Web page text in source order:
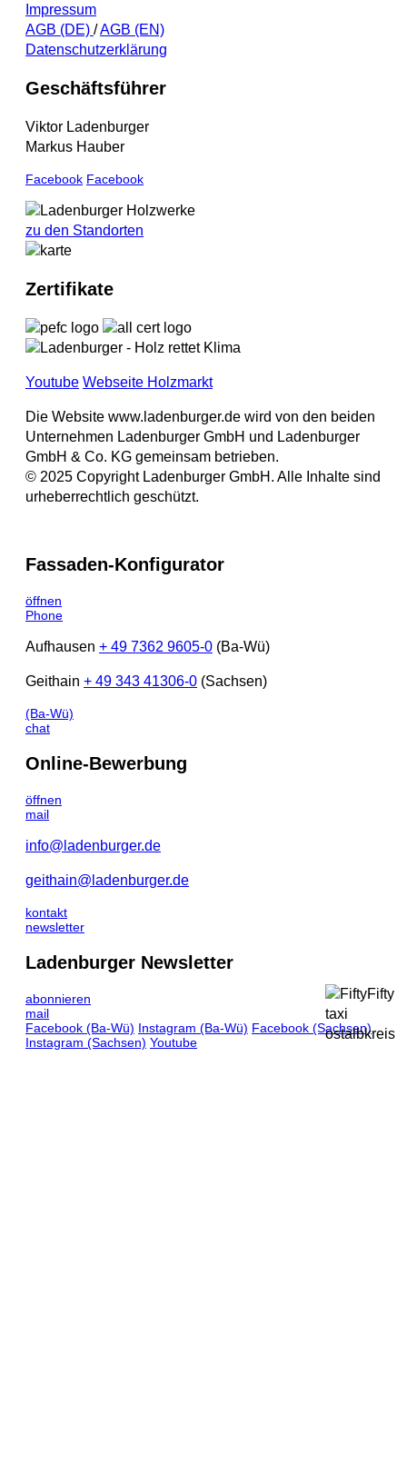
Impressum
AGB (DE) /AGB (EN)
Datenschutzerklärung
Geschäftsführer
Viktor Ladenburger
Markus Hauber
Facebook Facebook
zu den Standorten
Zertifikate
Youtube Webseite Holzmarkt
Die Website www.ladenburger.de wird von den beiden
Unternehmen Ladenburger GmbH und Ladenburger
GmbH & Co. KG gemeinsam betrieben.
© 2025 Copyright Ladenburger GmbH. Alle Inhalte sind
urheberrechtlich geschützt.
Fassaden-Konfigurator
öffnen
Phone
Aufhausen + 49 7362 9605-0 (Ba-Wü)
Geithain + 49 343 41306-0 (Sachsen)
(Ba-Wü)
chat
Online-Bewerbung
öffnen
mail
info@ladenburger.de
geithain@ladenburger.de
kontakt
newsletter
Ladenburger Newsletter
abonnieren
mail
Facebook (Ba-Wü) Instagram (Ba-Wü) Facebook (Sachsen)
Instagram (Sachsen) Youtube